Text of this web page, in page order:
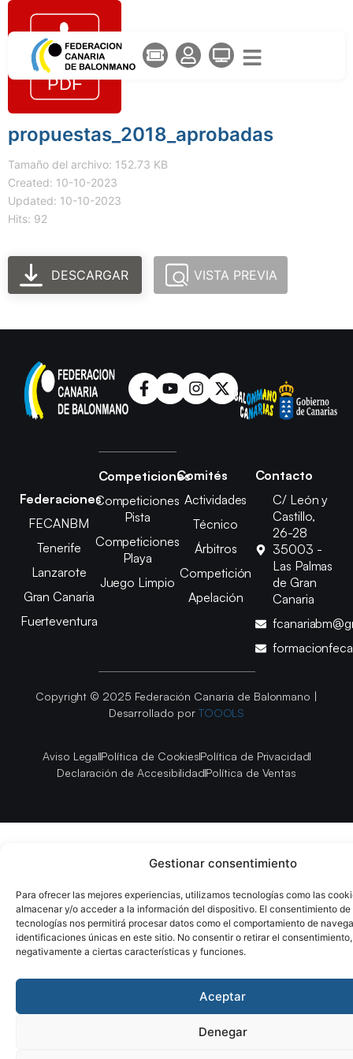
Gestionar consentimiento
Para ofrecer las mejores experiencias, utilizamos tecnologías como las
almacenar y/o acceder a la información del dispositivo. El consentimiento de
tecnologías nos permitirá procesar datos como el comportamiento de
identificaciones únicas en este sitio. No consentir o retirar el
negativamente a ciertas características y funciones.
Aceptar
Denegar
propuestas_2018_aprobadas
Tamaño del archivo: 152.73 KB
Created: 10-10-2023
Updated: 10-10-2023
Hits: 92
DESCARGAR VISTA PREVIA
Federaciones
FECANBM
Tenerife
Lanzarote
Gran Canaria
Fuerteventura
Competiciones
Competiciones
Pista
Competiciones
Playa
Juego Limpio
Comités
Actividades
Técnico
Árbitros
Competición
Apelación
Contacto
C/ León y
Castillo,
26-28
35003 -
Las Palmas
de Gran
Canaria
Copyright © 2025 Federación Canaria de Balonmano |
Desarrollado por TOOOLS
Aviso LegalPolítica de CookiesPolítica de Privacidad
Declaración de AccesibilidadPolítica de Ventas